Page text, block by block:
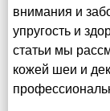
внимания и
упругость и
статьи мы
кожей шеи и